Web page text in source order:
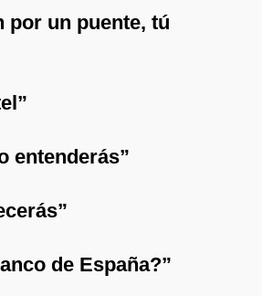
por un puente, tú
entenderás”
de España?”